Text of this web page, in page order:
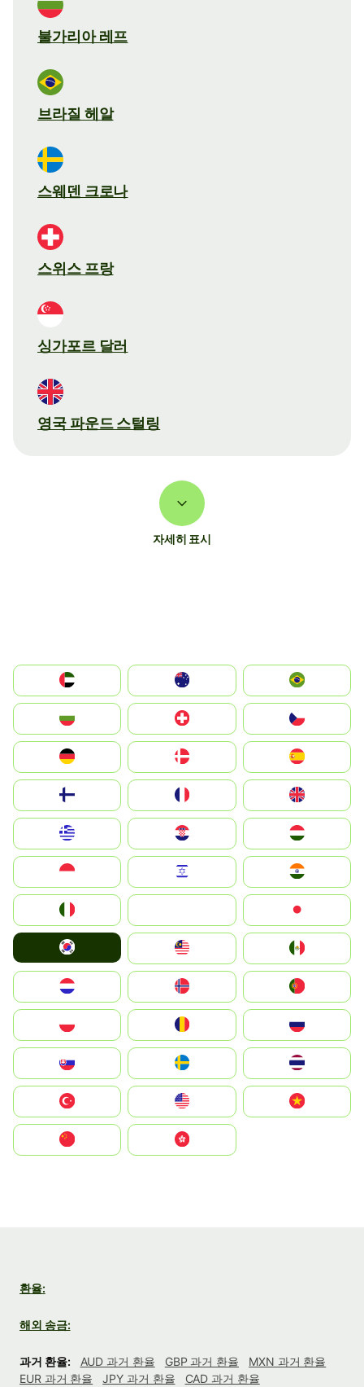
불가리아 레프
브라질 헤알
스웨덴 크로나
스위스 프랑
싱가포르 달러
영국 파운드 스털링
자세히 표시
الإمارات العربية المتحدة
Switzerland
Deutschland
United Kingdom
Magyarország
South Korea
United States
中國香港特別行政區
환율:
해외 송금:
과거 환율: AUD 과거 환율 GBP 과거 환율
MXN 과거 환율
EUR 과거 환율
JPY 과거 환율
CAD 과거 환율